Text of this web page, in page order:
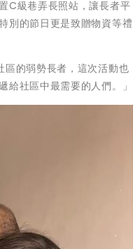
C級巷弄長照站，讓長者平
別的節日更是致贈物資等禮
的弱勢長者，這次活動也
社區中最需要的人們。」